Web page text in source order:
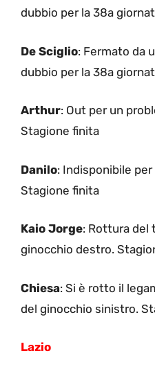
dubbio per la 38a
De Sciglio: Fermato da
dubbio per la 38a
Arthur: Out per un
Stagione finita
Danilo: Indisponibile
Stagione finita
Kaio Jorge: Rottura del
ginocchio destro.
Chiesa: Si è rotto il
del ginocchio sinistro.
Lazio